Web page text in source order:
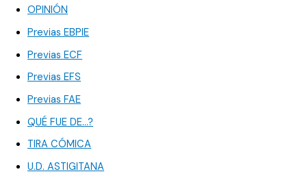
OPINIÓN
Previas EBPIE
Previas ECF
Previas EFS
Previas FAE
QUÉ FUE DE…?
TIRA CÓMICA
U.D. ASTIGITANA